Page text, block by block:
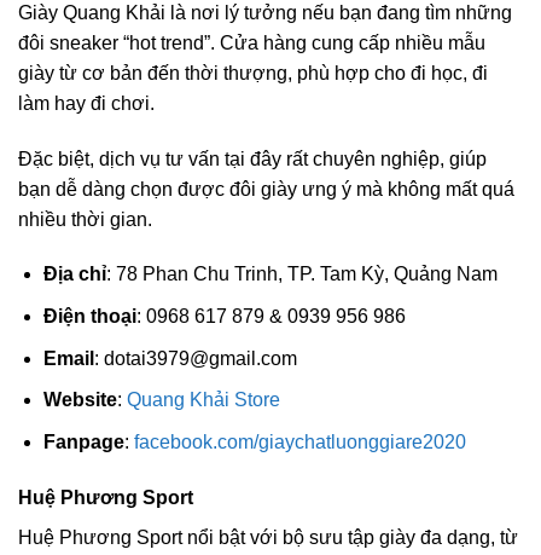
Giày Quang Khải là nơi lý tưởng nếu bạn đang tìm những
đôi sneaker “hot trend”. Cửa hàng cung cấp nhiều mẫu
giày từ cơ bản đến thời thượng, phù hợp cho đi học, đi
làm hay đi chơi.
Đặc biệt, dịch vụ tư vấn tại đây rất chuyên nghiệp, giúp
bạn dễ dàng chọn được đôi giày ưng ý mà không mất quá
nhiều thời gian.
Địa chỉ: 78 Phan Chu Trinh, TP. Tam Kỳ, Quảng Nam
Điện thoại: 0968 617 879 & 0939 956 986
Email : dotai3979@gmail.com
Website: Quang Khải Store
Fanpage: facebook.com/giaychatluonggiare2020
Huệ Phương Sport
Huệ Phương Sport nổi bật với bộ sưu tập giày đa dạng, từ